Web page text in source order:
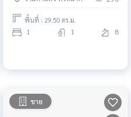
พื้นที่ : 29.50 ตร.ม.
1 1 8
ขาย